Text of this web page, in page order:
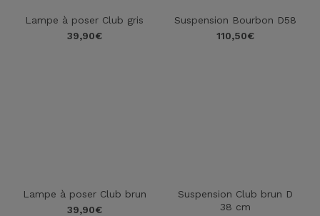
Lampe à poser Club gris
39,90€
Suspension Bourbon D58
110,50€
Lampe à poser Club brun
39,90€
Suspension Club brun D
38 cm